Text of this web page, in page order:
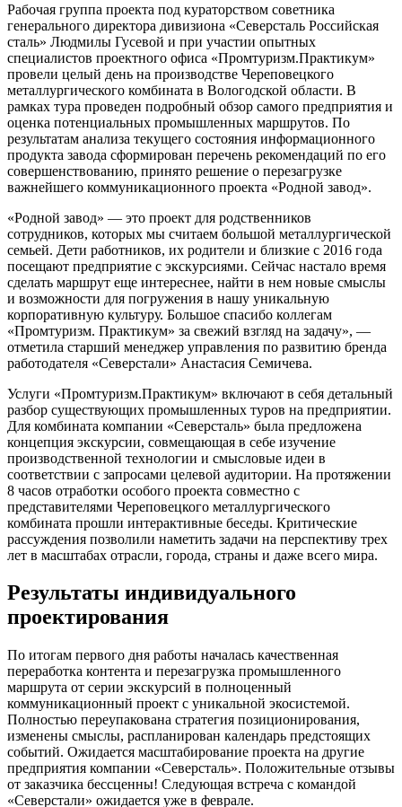
Рабочая группа проекта под кураторством советника
генерального директора дивизиона «Северсталь Российская
сталь» Людмилы Гусевой и при участии опытных
специалистов проектного офиса «Промтуризм.Практикум»
провели целый день на производстве Череповецкого
металлургического комбината в Вологодской области. В
рамках тура проведен подробный обзор самого предприятия и
оценка потенциальных промышленных маршрутов. По
результатам анализа текущего состояния информационного
продукта завода сформирован перечень рекомендаций по его
совершенствованию, принято решение о перезагрузке
важнейшего коммуникационного проекта «Родной завод».
«Родной завод» — это проект для родственников
сотрудников, которых мы считаем большой металлургической
семьей. Дети работников, их родители и близкие с 2016 года
посещают предприятие с экскурсиями. Сейчас настало время
сделать маршрут еще интереснее, найти в нем новые смыслы
и возможности для погружения в нашу уникальную
корпоративную культуру. Большое спасибо коллегам
«Промтуризм. Практикум» за свежий взгляд на задачу», —
отметила старший менеджер управления по развитию бренда
работодателя «Северстали» Анастасия Семичева.
Услуги «Промтуризм.Практикум» включают в себя детальный
разбор существующих промышленных туров на предприятии.
Для комбината компании «Северсталь» была предложена
концепция экскурсии, совмещающая в себе изучение
производственной технологии и смысловые идеи в
соответствии с запросами целевой аудитории. На протяжении
8 часов отработки особого проекта совместно с
представителями Череповецкого металлургического
комбината прошли интерактивные беседы. Критические
рассуждения позволили наметить задачи на перспективу трех
лет в масштабах отрасли, города, страны и даже всего мира.
Результаты индивидуального
проектирования
По итогам первого дня работы началась качественная
переработка контента и перезагрузка промышленного
маршрута от серии экскурсий в полноценный
коммуникационный проект с уникальной экосистемой.
Полностью переупакована стратегия позиционирования,
изменены смыслы, распланирован календарь предстоящих
событий. Ожидается масштабирование проекта на другие
предприятия компании «Северсталь». Положительные отзывы
от заказчика бессценны! Следующая встреча с командой
«Северстали» ожидается уже в феврале.